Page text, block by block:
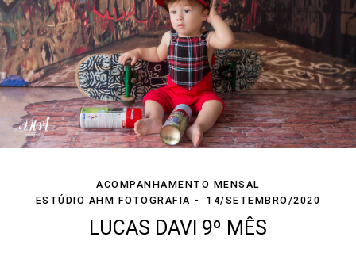
ACOMPANHAMENTO MENSAL
ESTÚDIO AHM FOTOGRAFIA
14/SETEMBRO/2020
LUCAS DAVI 9º MÊS